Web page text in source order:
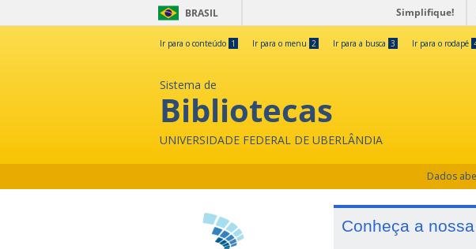
BRASIL Simplifique!
Ir para o conteúdo 1 Ir para o menu 2 Ir para a busca 3 Ir para o rodapé
Sistema de
Bibliotecas
UNIVERSIDADE FEDERAL DE UBERLÂNDIA
Dados
Conheça a